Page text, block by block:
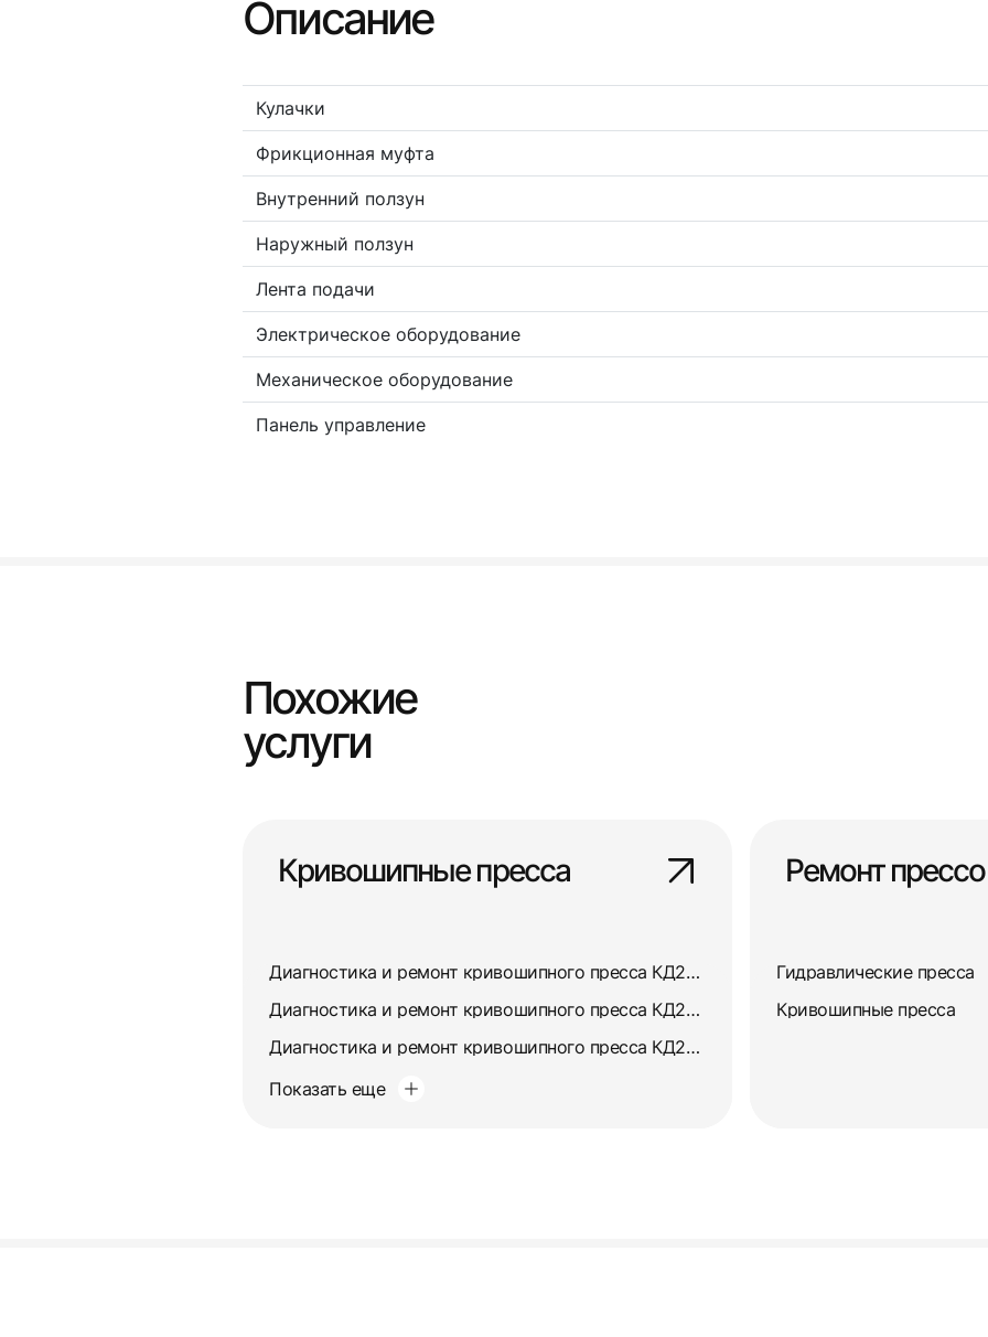
Описание
Кулачки
Фрикционная муфта
Внутренний ползун
Наружный ползун
Лента подачи
Электрическое оборудование
Механическое оборудование
Панель управление
Похожие
услуги
Кривошипные пресса
Диагностика и ремонт кривошипного пресса КД2324
Диагностика и ремонт кривошипного пресса КД2134
Диагностика и ремонт кривошипного пресса КД2318
Показать еще
Ремонт
Гидравлические пресса
Кривошипные пресса